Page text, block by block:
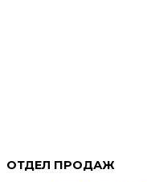
ОТДЕЛ ПРОДАЖ